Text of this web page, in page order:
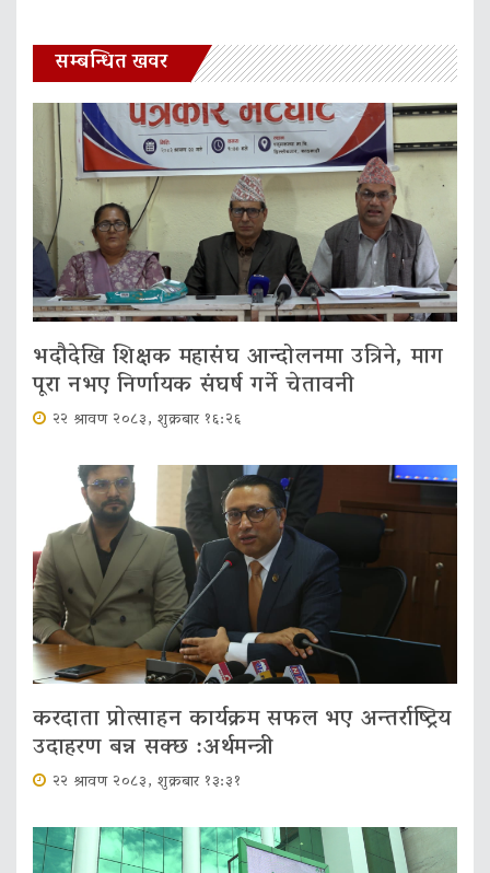
सम्बन्धित खवर
भदौदेखि शिक्षक महासंघ आन्दोलनमा उत्रिने, माग
पूरा नभए निर्णायक संघर्ष गर्ने चेतावनी
२२ श्रावण २०८३, शुक्रबार १६:२६
करदाता प्रोत्साहन कार्यक्रम सफल भए अन्तर्राष्ट्रिय
उदाहरण बन्न सक्छ :अर्थमन्त्री
२२ श्रावण २०८३, शुक्रबार १३:३१